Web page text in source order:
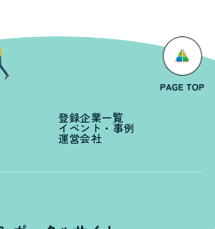
登録企業一覧
イベント・事例
運営会社